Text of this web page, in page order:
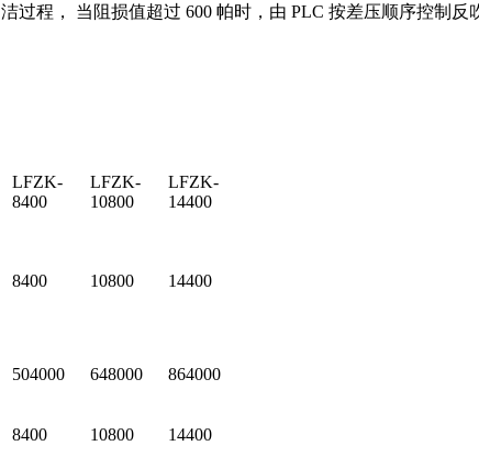
程， 当阻损值超过 600 帕时，由 PLC 按差压顺序控制反
LFZK-
8400
LFZK-
10800
LFZK-
14400
8400 10800 14400
504000 648000 864000
8400 10800
14400